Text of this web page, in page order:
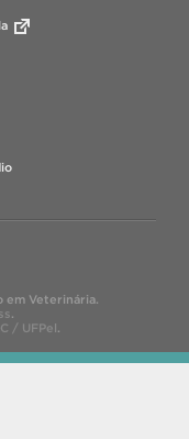
em Veterinária.
.
/ UFPel.